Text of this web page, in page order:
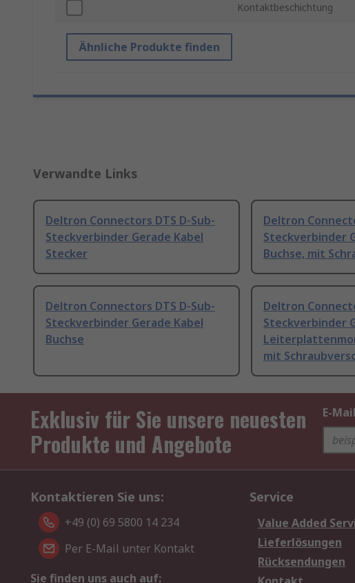
Kontaktbeschichtung
Ähnliche Produkte finden
Verwandte Links
Deltron Connectors DTS D-Sub-
Steckverbinder Gerade Kabel
Stecker
Deltron
Steckverbinder
Buchse, mit
Deltron Connectors DTS D-Sub-
Steckverbinder Gerade Kabel
Buchse
Deltron
Steckverbinder
mit
Exklusiv für Sie unsere neuesten
Produkte und Angebote
E-
Kontaktieren Sie uns:
+49 (0) 69 5800 14 234
Per E-Mail unter Kontakt
Sie finden uns auch auf:
Service
Value Added
Lieferlösungen
Rücksendungen